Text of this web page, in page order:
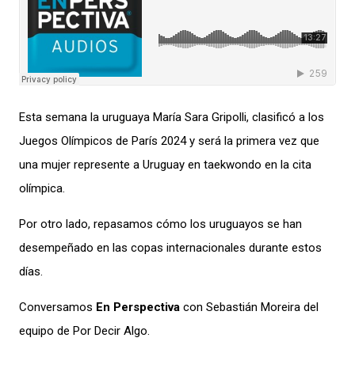
Esta semana la uruguaya María Sara Gripolli, clasificó a los
Juegos Olímpicos de París 2024 y será la primera vez que
una mujer represente a Uruguay en taekwondo en la cita
olímpica.
Por otro lado, repasamos cómo los uruguayos se han
desempeñado en las copas internacionales durante estos
días.
Conversamos En Perspectiva con Sebastián Moreira del
equipo de Por Decir Algo.